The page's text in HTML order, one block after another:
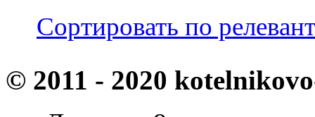
Сортировать по
© 2011 - 2020